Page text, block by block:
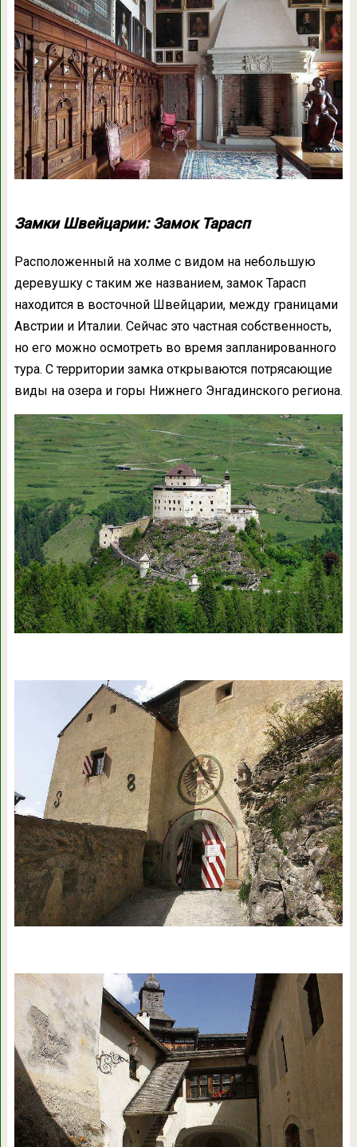
Замки Швейцарии: Замок Тарасп
Расположенный на холме с видом на небольшую
деревушку с таким же названием, замок Тарасп
находится в восточной Швейцарии, между границами
Австрии и Италии. Сейчас это частная собственность,
но его можно осмотреть во время запланированного
тура. С территории замка открываются потрясающие
виды на озера и горы Нижнего Энгадинского региона.